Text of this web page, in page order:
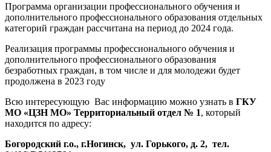
Программа организации профессионального обучения и
дополнительного профессионального образования отдельных
категорий граждан рассчитана на период до 2024 года.
Реализация программы профессионального обучения и
дополнительного профессионального образования
безработных граждан, в том числе и для молодежи будет
продолжена в 2023 году
Всю интересующую Вас информацию можно узнать в ГКУ
МО «ЦЗН МО» Территориальный отдел № 1, который
находится по адресу:
Богородский г.о., г.Ногинск, ул. Горького, д. 2, тел.